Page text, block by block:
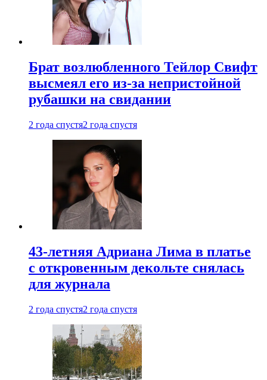
Брат возлюбленного Тейлор Свифт
высмеял его из-за непристойной
рубашки на свидании
2 года спустя2 года спустя
43-летняя Адриана Лима в платье
с откровенным декольте снялась
для журнала
2 года спустя2 года спустя